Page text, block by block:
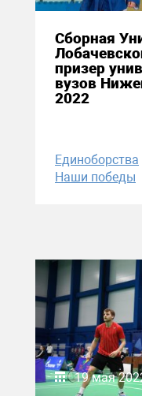
Сборная
призер
вузов
2022
Единоборства
Наши победы
19 мая